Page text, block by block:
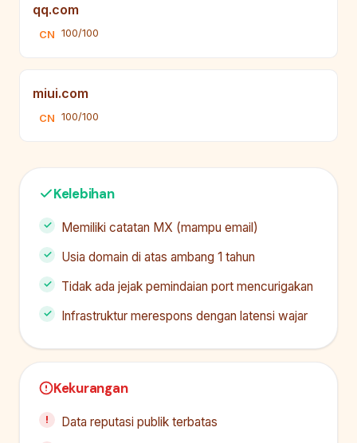
qq.com
CN 100/100
miui.com
CN 100/100
Kelebihan
Memiliki catatan MX (mampu email)
Usia domain di atas ambang 1 tahun
Tidak ada jejak pemindaian port mencurigakan
Infrastruktur merespons dengan latensi wajar
Kekurangan
Data reputasi publik terbatas